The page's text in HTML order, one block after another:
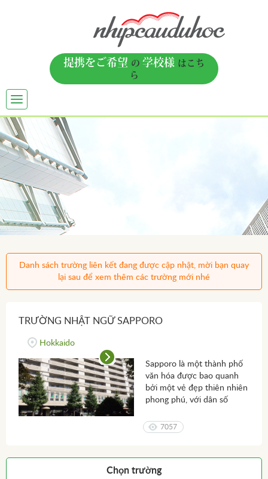
提携をご希望 の 学校様 はこち
ら
TOGGLE
Danh sách trường liên kết đang được cập nhật, mời bạn quay
lại sau để xem thêm các trường mới nhé
TRƯỜNG NHẬT NGỮ SAPPORO
Hokkaido
Sapporo là một thành phố
văn hóa được bao quanh
bởi một vẻ đẹp thiên nhiên
phong phú, với dân số
với những thành phố như
sinh sống hơn. Ở đây có
trên 30 trường Đại học,
7057
Chọn trường